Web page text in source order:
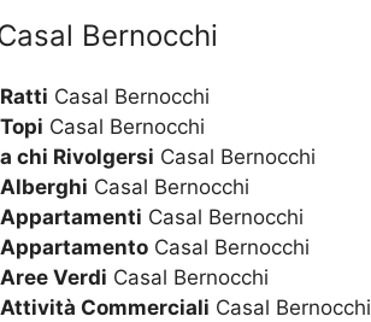
Bernocchi
Casal Bernocchi
Casal Bernocchi
chi Rivolgersi Casal Bernocchi
Casal Bernocchi
Casal Bernocchi
Casal Bernocchi
Verdi Casal Bernocchi
Commerciali Casal Bernocchi